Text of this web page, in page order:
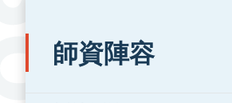
師資陣容